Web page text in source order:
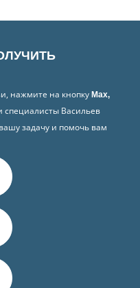
нажмите на кнопку Max,
специалисты Васильев
задачу и помочь вам